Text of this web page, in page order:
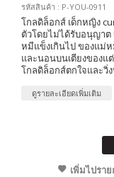
รหัสสินค้า : P-YOU-0911
โกลดิล็อกส์ เด็กหญิง
ตัวโดยไม่ได้รับอนุญาต
หมีแข็งเกินไป ของแม่ห
และนอนบนเตียงของแ
โกลดิล็อกส์ตกใจและวิ่
ดูรายละเอียดเพิ่มเติม
เพิ่มไปรา